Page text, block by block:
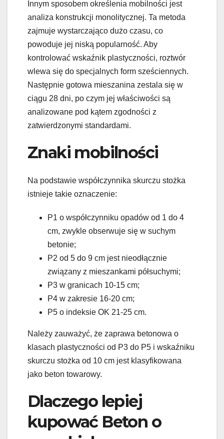
Innym sposobem określenia mobilności jest
analiza konstrukcji monolitycznej. Ta metoda
zajmuje wystarczająco dużo czasu, co
powoduje jej niską popularność. Aby
kontrolować wskaźnik plastyczności, roztwór
wlewa się do specjalnych form sześciennych.
Następnie gotowa mieszanina zestala się w
ciągu 28 dni, po czym jej właściwości są
analizowane pod kątem zgodności z
zatwierdzonymi standardami.
Znaki mobilności
Na podstawie współczynnika skurczu stożka
istnieje takie oznaczenie:
P1 o współczynniku opadów od 1 do 4
cm, zwykle obserwuje się w suchym
betonie;
P2 od 5 do 9 cm jest nieodłącznie
związany z mieszankami półsuchymi;
P3 w granicach 10-15 cm;
P4 w zakresie 16-20 cm;
P5 o indeksie OK 21-25 cm.
Należy zauważyć, że zaprawa betonowa o
klasach plastyczności od P3 do P5 i wskaźniku
skurczu stożka od 10 cm jest klasyfikowana
jako beton towarowy.
Dlaczego lepiej
kupować Beton o